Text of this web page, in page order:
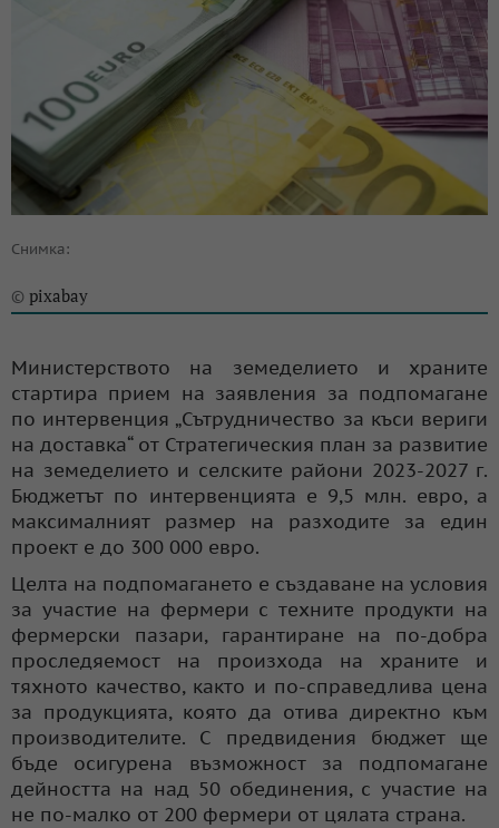
Снимка:
© pixabay
Министерството на земеделието и храните
стартира прием на заявления за подпомагане
по интервенция „Сътрудничество за къси вериги
на доставка“ от Стратегическия план за развитие
на земеделието и селските райони 2023-2027 г.
Бюджетът по интервенцията е 9,5 млн. евро, а
максималният размер на разходите за един
проект е до 300 000 евро.
Целта на подпомагането е създаване на условия
за участие на фермери с техните продукти на
фермерски пазари, гарантиране на по-добра
проследяемост на произхода на храните и
тяхното качество, както и по-справедлива цена
за продукцията, която да отива директно към
производителите. С предвидения бюджет ще
бъде осигурена възможност за подпомагане
дейността на над 50 обединения, с участие на
не по-малко от 200 фермери от цялата страна.